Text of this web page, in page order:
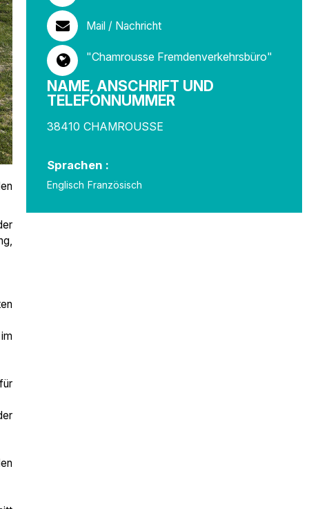
Mail / Nachricht
"Chamrousse Fremdenverkehrsbüro"
NAME, ANSCHRIFT UND
TELEFONNUMMER
38410 CHAMROUSSE
Sprachen :
Englisch Französisch